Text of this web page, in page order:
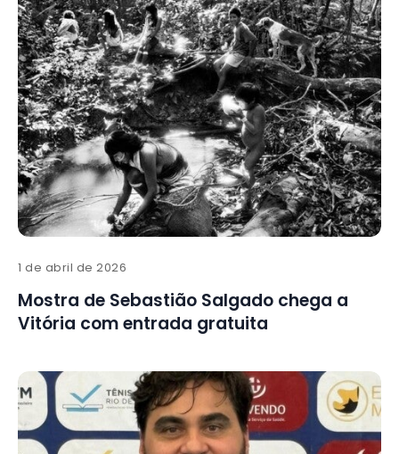
1 de abril de 2026
Mostra de Sebastião Salgado chega a
Vitória com entrada gratuita